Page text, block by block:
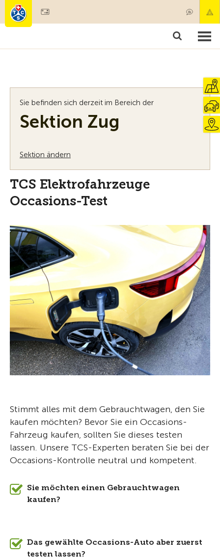
Mitgliedschaft & Leistungen
Sie befinden sich derzeit im Bereich der
Sektion Zug
Sektion ändern
TCS Elektrofahrzeuge
Occasions-Test
Stimmt alles mit dem Gebrauchtwagen, den Sie
kaufen möchten? Bevor Sie ein Occasions-
Fahrzeug kaufen, sollten Sie dieses testen
lassen. Unsere TCS-Experten beraten Sie bei der
Occasions-Kontrolle neutral und kompetent.
Sie möchten einen Gebrauchtwagen
kaufen?
Das gewählte Occasions-Auto aber zuerst
testen lassen?